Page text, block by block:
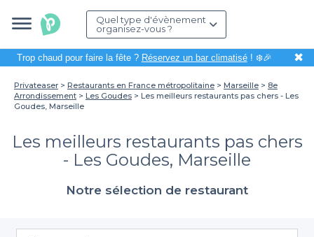
Quel type d'évènement
organisez-vous ?
Trop chaud pour faire la fête ? Réservez un bar climatisé! ❄️🎉 ✖
Privateaser Restaurants en France métropolitaine Marseille
8e
Arrondissement
Les Goudes
Les meilleurs restaurants pas chers - Les
Goudes, Marseille
Les meilleurs restaurants pas chers
- Les Goudes, Marseille
Notre sélection de restaurant